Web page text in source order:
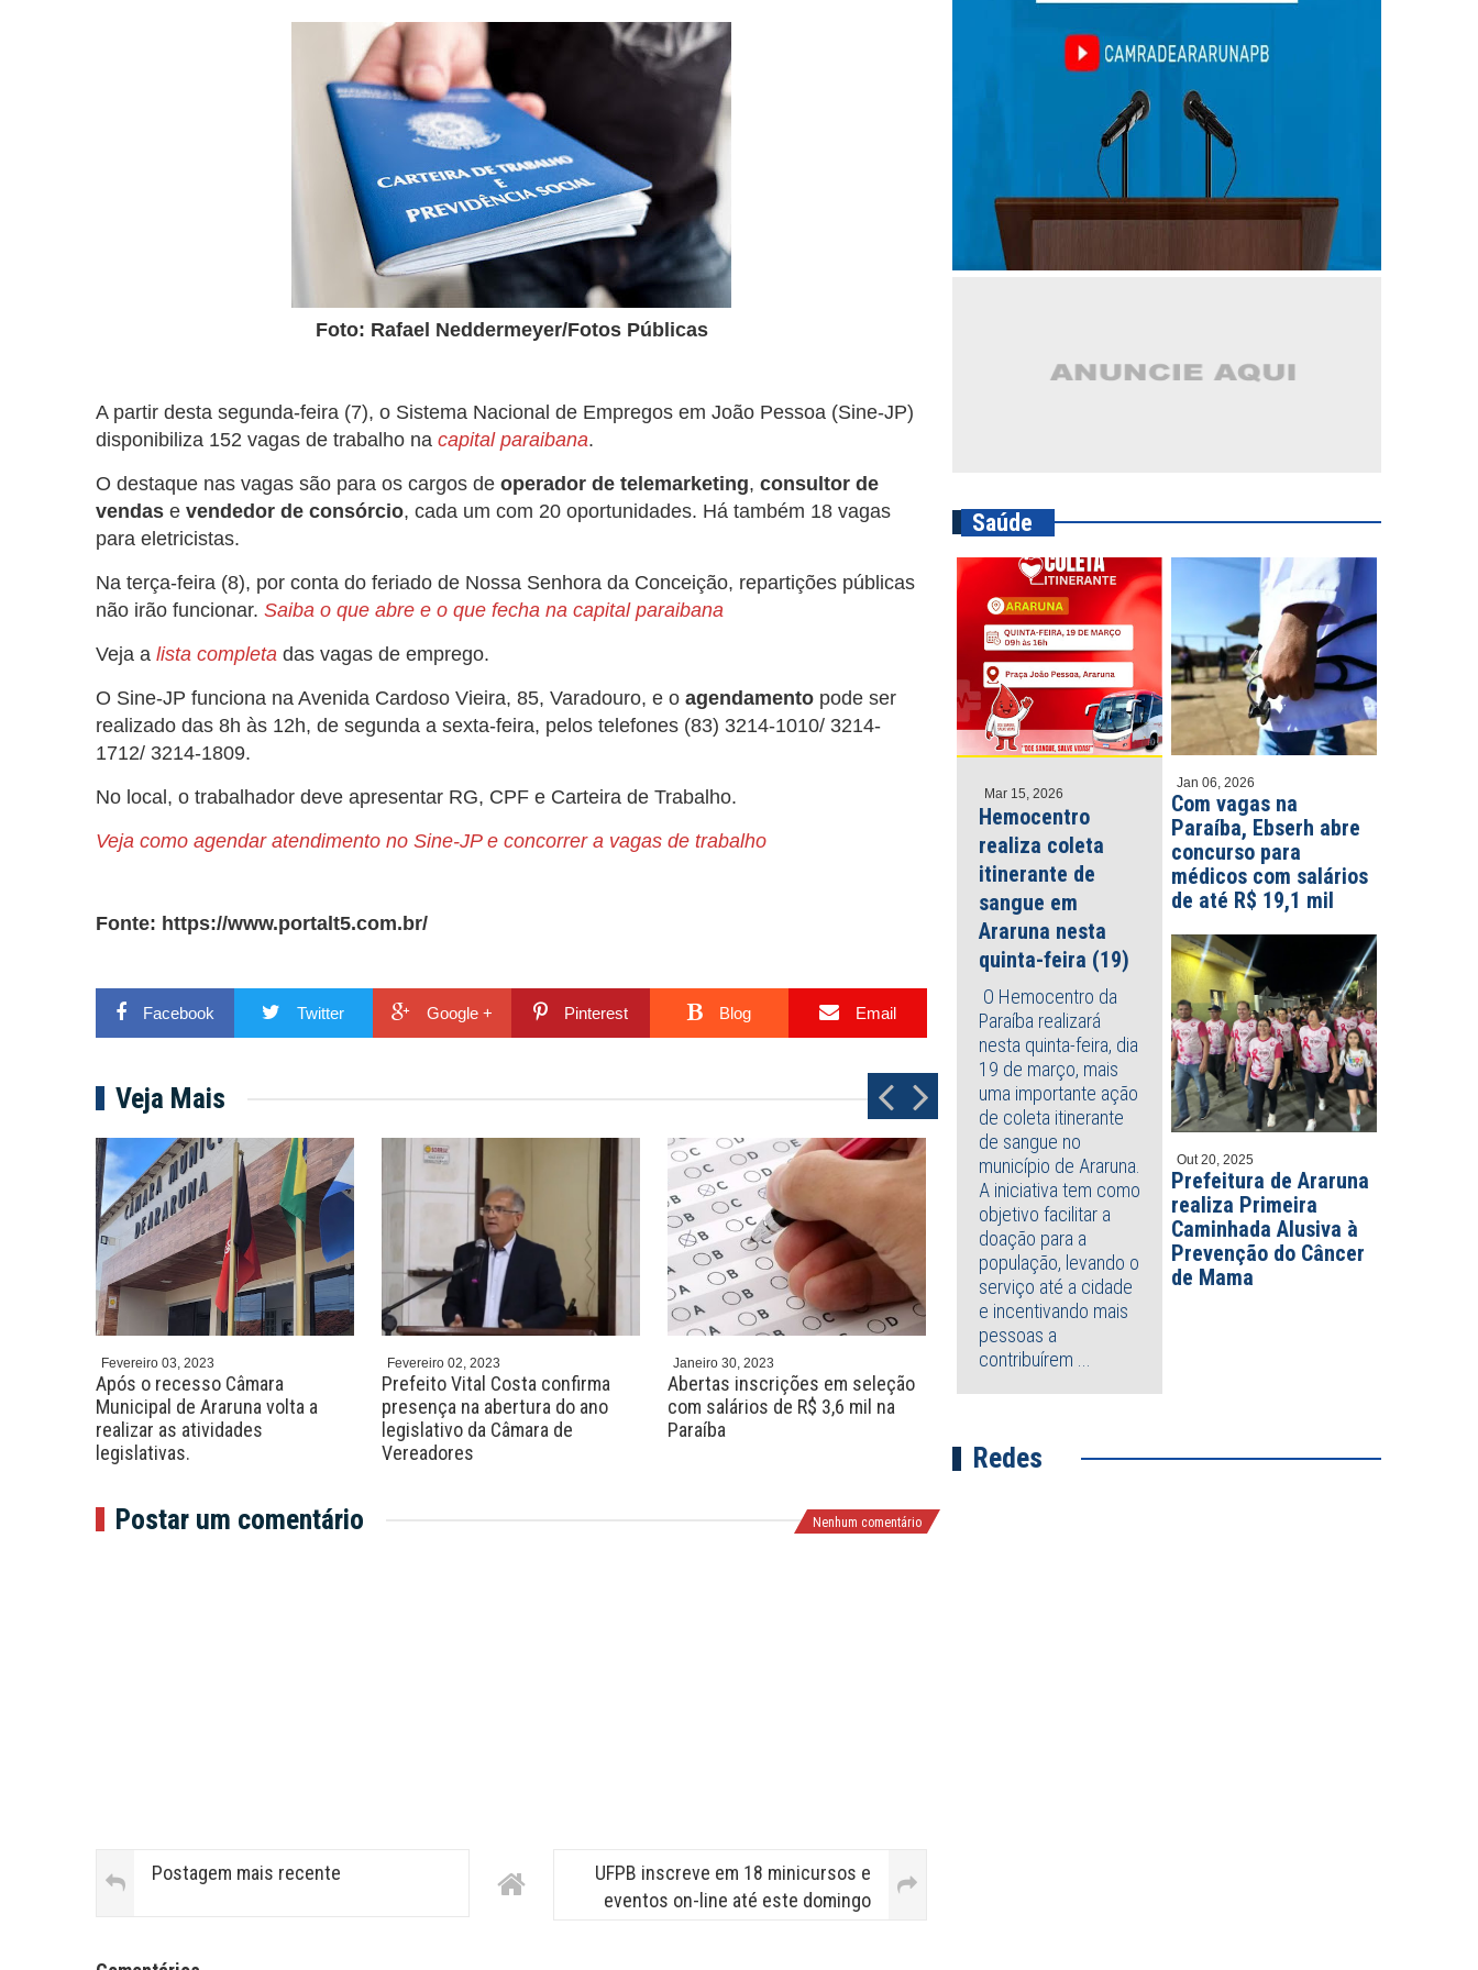
Foto: Rafael Neddermeyer/Fotos Públicas
A partir desta segunda-feira (7), o Sistema Nacional de Empregos em João Pessoa (Sine-JP)
disponibiliza 152 vagas de trabalho na capital paraibana.
O destaque nas vagas são para os cargos de operador de telemarketing, consultor de
vendas e vendedor de consórcio, cada um com 20 oportunidades. Há também 18 vagas
para eletricistas.
Na terça-feira (8), por conta do feriado de Nossa Senhora da Conceição, repartições públicas
não irão funcionar. Saiba o que abre e o que fecha na capital paraibana
Veja a lista completa das vagas de emprego.
O Sine-JP funciona na Avenida Cardoso Vieira, 85, Varadouro, e o agendamento pode ser
realizado das 8h às 12h, de segunda a sexta-feira, pelos telefones (83) 3214-1010/ 3214-
1712/ 3214-1809.
No local, o trabalhador deve apresentar RG, CPF e Carteira de Trabalho.
Veja como agendar atendimento no Sine-JP e concorrer a vagas de trabalho
Fonte: https://www.portalt5.com.br/
Facebook Twitter Google + Pinterest Blog Email
Veja Mais
Fevereiro 03, 2023
Após o recesso Câmara
Municipal de Araruna volta a
realizar as atividades
legislativas.
Fevereiro 02, 2023
Prefeito Vital Costa confirma
presença na abertura do ano
legislativo da Câmara de
Vereadores
Janeiro 30, 2023
Abertas inscrições em seleção
com salários de R$ 3,6 mil na
Paraíba
Janeiro 27, 2023
agentes de saúde
o cartão alimentação
P
r
e
v
N
t
Postar um comentário Nenhum comentário
Postagem mais recente
UFPB inscreve em 18 minicursos e
eventos on-line até este domingo
Facebook Comments APPID
Saúde
Mar 15, 2026
Hemocentro
realiza coleta
itinerante de
sangue em
Araruna nesta
quinta-feira (19)
O Hemocentro da
Paraíba realizará
nesta quinta-feira, dia
19 de março, mais
uma importante ação
de coleta itinerante
de sangue no
município de Araruna.
A iniciativa tem como
objetivo facilitar a
doação para a
população, levando o
serviço até a cidade
e incentivando mais
pessoas a
contribuírem ...
Jan 06, 2026
Com vagas na
Paraíba, Ebserh abre
concurso para
médicos com salários
de até R$ 19,1 mil
Out 20, 2025
Prefeitura de Araruna
realiza Primeira
Caminhada Alusiva à
Prevenção do Câncer
de Mama
Redes